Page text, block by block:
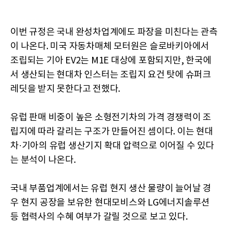
이번 규정은 국내 완성차업계에도 파장을 미친다는 관측
이 나온다. 미국 자동차매체 모터원은 슬로바키아에서
조립되는 기아 EV2는 M1E 대상에 포함되지만, 한국에
서 생산되는 현대차 인스터는 조립지 요건 탓에 슈퍼크
레딧을 받지 못한다고 전했다.
유럽 판매 비중이 높은 소형전기차의 가격 경쟁력이 조
립지에 따라 갈리는 구조가 만들어진 셈이다. 이는 현대
차·기아의 유럽 생산기지 확대 압력으로 이어질 수 있다
는 분석이 나온다.
국내 부품업계에서는 유럽 현지 생산 물량이 늘어날 경
우 현지 공장을 보유한 현대모비스와 LG에너지솔루션
등 협력사의 수혜 여부가 갈릴 것으로 보고 있다.